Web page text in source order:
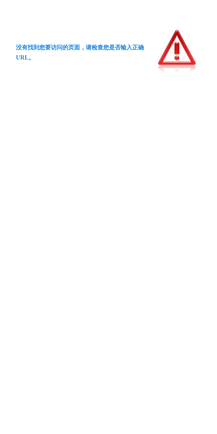
没有找到您要访问的页面，请检查您是否输入正确
URL。